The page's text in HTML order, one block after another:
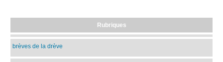
Rubriques
brèves de la drève